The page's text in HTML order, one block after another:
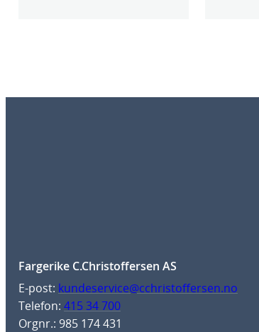
Fargerike C.Christoffersen AS
E-post: kundeservice@cchristoffersen.no
Telefon: 415 34 700
Orgnr.: 985 174 431